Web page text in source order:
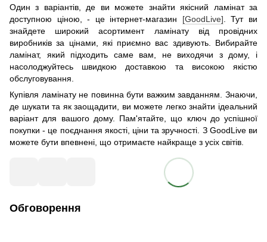
Один з варіантів, де ви можете знайти якісний ламінат за
доступною ціною, - це інтернет-магазин [GoodLive] . Тут ви
знайдете широкий асортимент ламінату від провідних
виробників за цінами, які приємно вас здивують. Вибирайте
ламінат, який підходить саме вам, не виходячи з дому, і
насолоджуйтесь швидкою доставкою та високою якістю
обслуговування.
Купівля ламінату не повинна бути важким завданням. Знаючи,
де шукати та як заощадити, ви можете легко знайти ідеальний
варіант для вашого дому. Пам'ятайте, що ключ до успішної
покупки - це поєднання якості, ціни та зручності. З GoodLive ви
можете бути впевнені, що отримаєте найкраще з усіх світів.
Обговорення